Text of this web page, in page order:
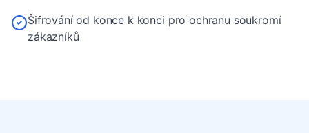
Šifrování od konce k konci pro ochranu soukromí
zákazníků